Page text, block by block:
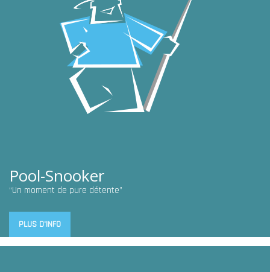
Pool-Snooker
“Un moment de pure détente”
PLUS D'INFO